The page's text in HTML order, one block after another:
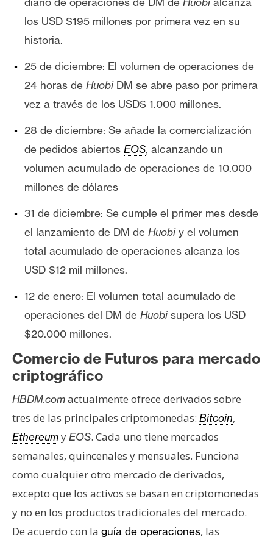
N
t
a
s
e
P
r
n
s
T
m
a
s
R
e
c
u
r
s
o
s
C
o
los USD $195 millones por primera vez en su
historia.
25 de diciembre: El volumen de operaciones de
24 horas de HuobiDM se abre paso por primera
vez a través de los USD$ 1.000 millones.
28 de diciembre: Se añade la comercialización
de pedidos abiertos EOS, alcanzando un
volumen acumulado de operaciones de 10.000
millones de dólares
31 de diciembre: Se cumple el primer mes desde
el lanzamiento de DM de Huobiy el volumen
total acumulado de operaciones alcanza los
USD $12 mil millones.
12 de enero: El volumen total acumulado de
operaciones del DM de Huobisupera los USD
$20.000 millones.
Comercio de Futuros para mercado
criptográfico
HBDM.comactualmente ofrece derivados sobre
tres de las principales criptomonedas: Bitcoin,
EthereumyEOS. Cada uno tiene mercados
semanales, quincenales y mensuales. Funciona
como cualquier otro mercado de derivados,
excepto que los activos se basan en criptomonedas
y no en los productos tradicionales del mercado.
De acuerdo con la guía de operaciones, las